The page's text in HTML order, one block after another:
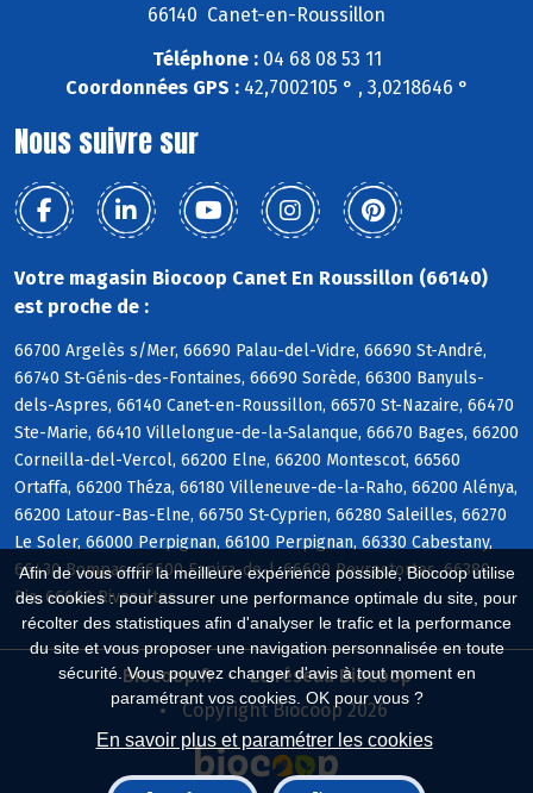
Afin de vous offrir la meilleure expérience possible, Biocoop utilise
des cookies : pour assurer une performance optimale du site, pour
récolter des statistiques afin d'analyser le trafic et la performance
du site et vous proposer une navigation personnalisée en toute
sécurité. Vous pouvez changer d'avis à tout moment en
paramétrant vos cookies. OK pour vous ?
En savoir plus et paramétrer les cookies
66140 Canet-en-Roussillon
Téléphone :04 68 08 53 11
Coordonnées GPS :42,7002105 ° , 3,0218646 °
Nous suivre sur
Votre magasin Biocoop Canet En Roussillon (66140)
est proche de :
66700 Argelès s/Mer, 66690 Palau-del-Vidre, 66690 St-André,
66740 St-Génis-des-Fontaines, 66690 Sorède, 66300 Banyuls-
dels-Aspres, 66140 Canet-en-Roussillon, 66570 St-Nazaire, 66470
Ste-Marie, 66410 Villelongue-de-la-Salanque, 66670 Bages, 66200
Corneilla-del-Vercol, 66200 Elne, 66200 Montescot, 66560
Ortaffa, 66200 Théza, 66180 Villeneuve-de-la-Raho, 66200 Alénya,
66200 Latour-Bas-Elne, 66750 St-Cyprien, 66280 Saleilles, 66270
Le Soler, 66000 Perpignan, 66100 Perpignan, 66330 Cabestany,
66430 Bompas, 66600 Espira-de-l, 66600 Peyrestortes, 66380
Pia, 66600 Rivesaltes
Biocoop.fr
Le réseau Biocoop
Copyright Biocoop 2026